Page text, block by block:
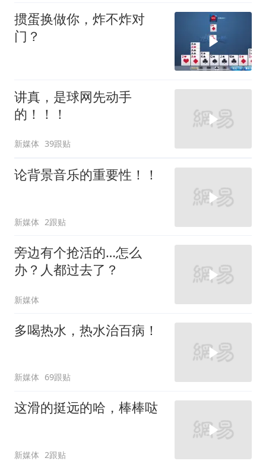
掼蛋换做你，炸不炸对
门？
讲真，是球网先动手
的！！！
新媒体 39跟贴
论背景音乐的重要性！！
新媒体 2跟贴
旁边有个抢活的…怎么
办？人都过去了？
新媒体
多喝热水，热水治百病！
新媒体 69跟贴
这滑的挺远的哈，棒棒哒
新媒体 2跟贴